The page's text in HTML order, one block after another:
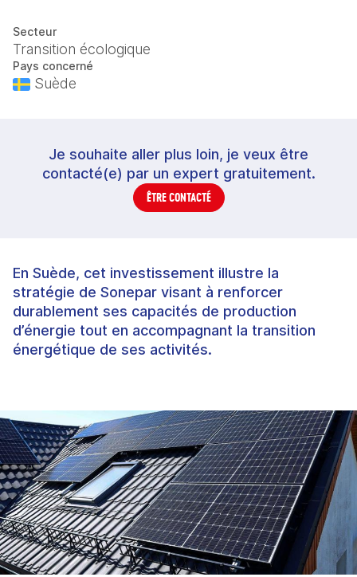
Secteur
Transition écologique
Pays concerné
Suède
Je souhaite aller plus loin, je veux être
contacté(e) par un expert gratuitement.
ÊTRE CONTACTÉ
En Suède, cet investissement illustre la
stratégie de Sonepar visant à renforcer
durablement ses capacités de production
d’énergie tout en accompagnant la transition
énergétique de ses activités.